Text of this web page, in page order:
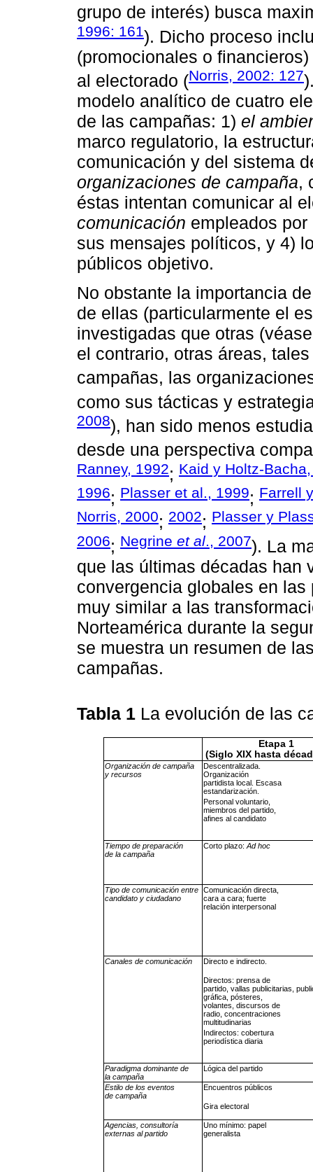
grupo de interés) busca
1996: 161). Dicho proceso
(promocionales o
al electorado (Norris, 2002: 127
modelo analítico de cuatro
de las campañas: 1) el
marco regulatorio, la
comunicación y del sistema
organizaciones de campaña,
éstas intentan comunicar al
comunicación empleados
sus mensajes políticos, y 4)
públicos objetivo.
No obstante la importancia
de ellas (particularmente el
investigadas que otras
el contrario, otras áreas,
campañas, las
como sus tácticas y
2008), han sido menos
desde una perspectiva
Ranney, 1992; Kaid y Holtz-
1996; Plasser et al., 1999; Farrell
Norris, 2000; 2002; Plasser y
2006; Negrine et al., 2007). La
que las últimas décadas han
convergencia globales en
muy similar a las
Norteamérica durante la
se muestra un resumen de
campañas.
Tabla 1 La evolución de las
Etapa 1
(Siglo XIX hasta
Organización de campaña
y recursos
Descentralizada.
Organización
partidista local. Escasa
estandarización.
Personal voluntario,
miembros del partido,
afines al candidato
Tiempo de preparación
de la campaña
Corto plazo: Ad hoc
Tipo de comunicación entre
candidato y ciudadano
Comunicación directa,
cara a cara; fuerte
relación interpersonal
Canales de comunicación Directo e indirecto.
Directos: prensa de
partido, vallas publicitarias,
gráfica, pósteres,
volantes, discursos de
radio, concentraciones
multitudinarias
Indirectos: cobertura
periodística diaria
Paradigma dominante de
la campaña
Lógica del partido
Estilo de los eventos
de campaña
Encuentros públicos
Gira electoral
Agencias, consultoría
externas al partido
Uno mínimo: papel
generalista